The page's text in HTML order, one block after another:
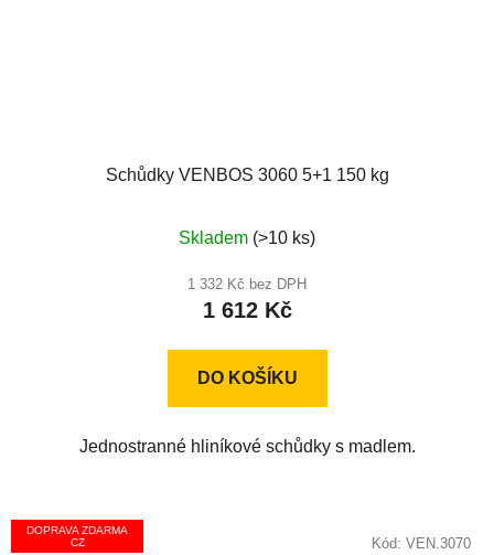
Schůdky VENBOS 3060 5+1 150 kg
hodnocení
produktu
je
z
Skladem (>10 ks)
1 332 Kč bez DPH
1 612 Kč
DO KOŠÍKU
Jednostranné hliníkové schůdky s madlem.
DOPRAVA ZDARMA
CZ
Kód: VEN.3070